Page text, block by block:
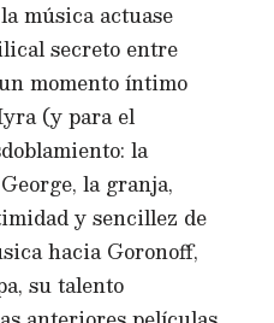
música actuase
secreto entre
momento íntimo
(y para el
la
la granja,
y sencillez de
hacia Goronoff,
su talento